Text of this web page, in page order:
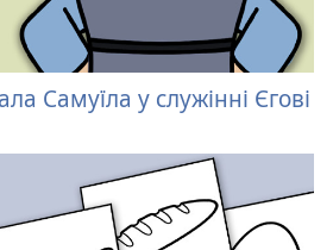
Самуїла у служінні Єгові